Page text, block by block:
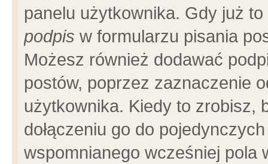
panelu użytkownika. Gdy już
podpis w formularzu pisania
Możesz również dodawać
postów, poprzez zaznaczenie
użytkownika. Kiedy to zrobisz,
dołączeniu go do
wspomnianego wcześniej pola